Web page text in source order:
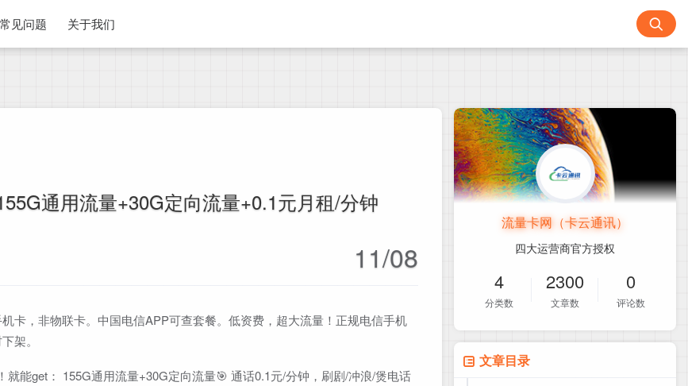
常见问题 关于我们
通用流量+30G定向流量+0.1元月租/分钟
11/08
卡，非物联卡。中国电信APP可查套餐。低资费，超大流量！正规电信手机
架。
能get： 155G通用流量+30G定向流量🎯 通话0.1元/分钟，刷剧/冲浪/煲电话
流量卡网（卡云通讯）
四大运营商官方授权
4
分类数
2300
文章数
0
评论数
文章目录